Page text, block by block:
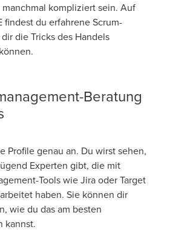
manchmal kompliziert sein. Auf
findest du erfahrene Scrum-
die Tricks des Handels
Beratung
Profile genau an. Du wirst sehen,
Experten gibt, die mit
Tools wie Jira oder Target
haben. Sie können dir
wie du das am besten
kannst.